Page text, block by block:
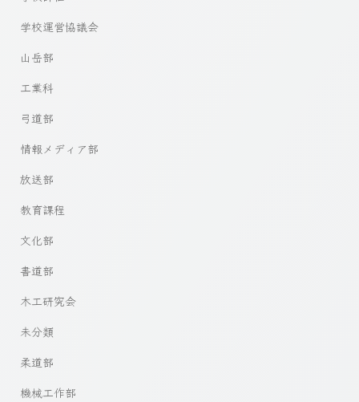
学校運営協議会
山岳部
工業科
弓道部
情報メディア部
放送部
教育課程
文化部
書道部
木工研究会
未分類
柔道部
機械工作部